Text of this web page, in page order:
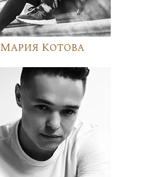
Мария Котова